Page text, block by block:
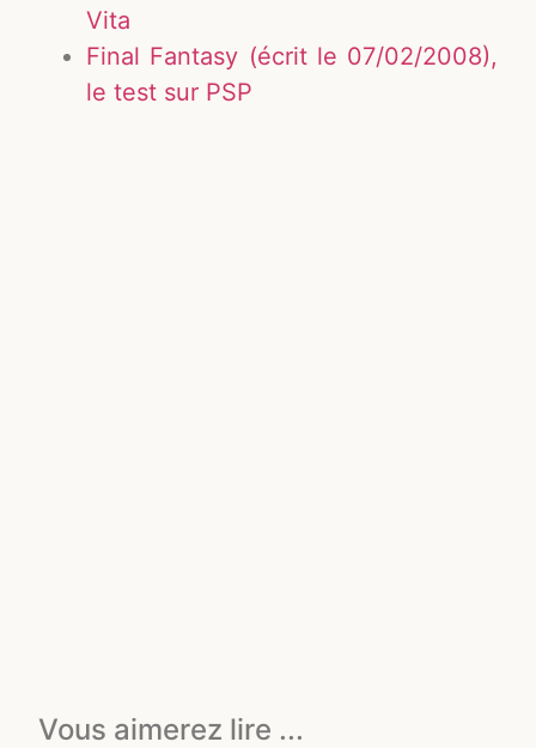
Vita
Final Fantasy (écrit le 07/02/2008),
le test sur PSP
Vous aimerez lire ...